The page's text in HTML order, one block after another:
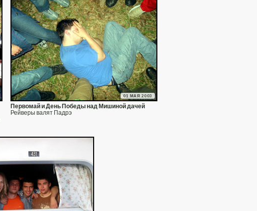
01 МАЯ 2003
Первомай и День Победы над Мишиной дачей
Рейверы валят Падрэ